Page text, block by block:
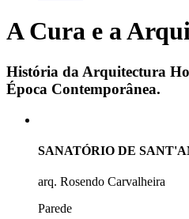
A Cura e a
História da Arquitectura
Época Contemporânea.
SANATÓRIO DE
arq. Rosendo Carvalheira
Parede